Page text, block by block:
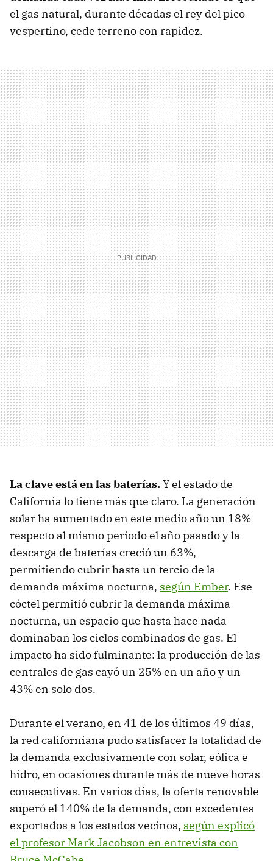
el gas natural, durante décadas el rey del pico
vespertino, cede terreno con rapidez.
La clave está en las baterías.Y el estado de
California lo tiene más que claro. La generación
solar ha aumentado en este medio año un 18%
respecto al mismo periodo el año pasado y la
descarga de baterías creció un 63%,
permitiendo cubrir hasta un tercio de la
demanda máxima nocturna, según Ember. Ese
cóctel permitió cubrir la demanda máxima
nocturna, un espacio que hasta hace nada
dominaban los ciclos combinados de gas. El
impacto ha sido fulminante: la producción de las
centrales de gas cayó un 25% en un año y un
43% en solo dos.
Durante el verano, en 41 de los últimos 49 días,
la red californiana pudo satisfacer la totalidad de
la demanda exclusivamente con solar, eólica e
hidro, en ocasiones durante más de nueve horas
consecutivas. En varios días, la oferta renovable
superó el 140% de la demanda, con excedentes
exportados a los estados vecinos, según explicó
el profesor Mark Jacobson en entrevista con